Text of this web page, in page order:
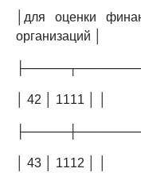
│для оценки
организаций │
│ 42 │ 1111 │ │
│ 43 │ 1112 │ │